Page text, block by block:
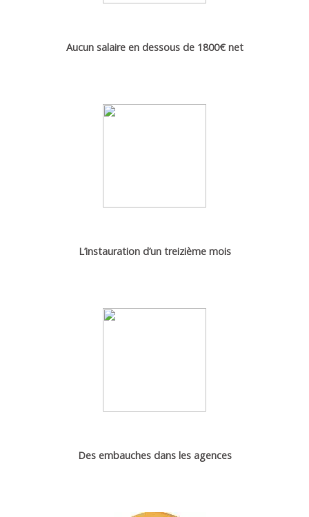
Aucun salaire en dessous de 1800€ net
L’instauration d’un treizième mois
Des embauches dans les agences